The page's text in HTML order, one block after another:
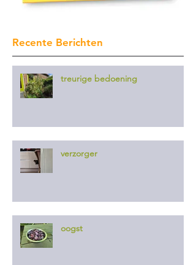
Recente Berichten
treurige bedoening
verzorger
oogst